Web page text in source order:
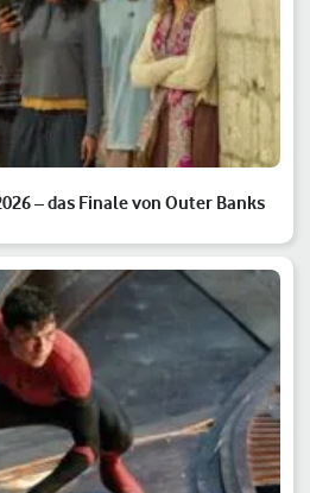
– das Finale von Outer Banks